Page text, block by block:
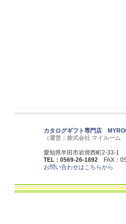
カタログギフト専門店
（運営：株式会社 マイルー
愛知県半田市岩滑西町2-33-1
TEL：0569-26-1892 FAX：
お問い合わせはこちらから